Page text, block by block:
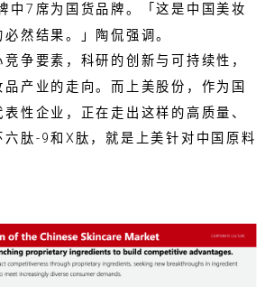
中7席为国货品牌。「这是中国美妆
然结果。」陶侃强调。
争要素，科研的创新与可持续性，
产业的走向。而上美股份，作为国
性企业，正在走出这样的高质量、
肽-9和X肽，就是上美针对中国原料